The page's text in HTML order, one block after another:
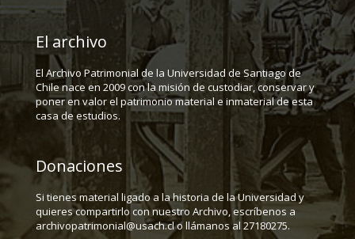
El archivo
El Archivo Patrimonial de la Universidad de Santiago de
Chile nace en 2009 con la misión de custodiar, conservar y
poner en valor el patrimonio material e inmaterial de esta
casa de estudios.
Donaciones
Si tienes material ligado a la historia de la Universidad y
quieres compartirlo con nuestro Archivo, escríbenos a
archivopatrimonial@usach.cl o llámanos al 27180275.